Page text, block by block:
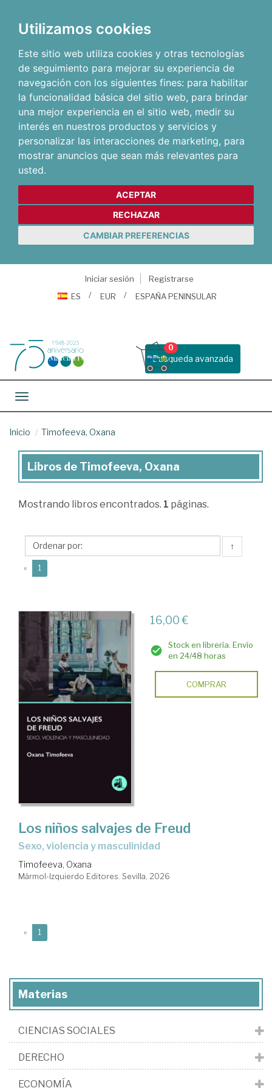
Utilizamos cookies
Este sitio web utiliza cookies y otras tecnologías
de seguimiento para mejorar su experiencia de
navegación con los siguientes fines: para habilitar
la funcionalidad básica del sitio web, para brindar
una mejor experiencia en el sitio web, medir su
interés en nuestros productos y servicios y
personalizar las interacciones de marketing, para
mostrar anuncios que sean más relevantes para
usted.
ACEPTAR
RECHAZAR
CAMBIAR PREFERENCIAS
Iniciar sesión
Registrarse
ES
EUR ESPAÑA PENINSULAR
Busqueda avanzada
0
Toggle navigation
Inicio Timofeeva, Oxana
Libros
Timofeeva,
Libros de Timofeeva, Oxana
Mostrando libros encontrados. 1 páginas.
↑
« 1
16,00 €
Stock en librería. Envío
en 24/48 horas
COMPRAR
Los niños salvajes de Freud
Sexo, violencia y masculinidad
Timofeeva, Oxana
Mármol-Izquierdo Editores. Sevilla, 2026
« 1
Materias
CIENCIAS SOCIALES
DERECHO
ECONOMÍA